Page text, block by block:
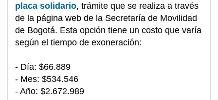
placa solidario, trámite que se realiza a través
de la página web de la Secretaría de Movilidad
de Bogotá. Esta opción tiene un costo que varía
según el tiempo de exoneración:
- Día: $66.889
- Mes: $534.546
- Año: $2.672.989